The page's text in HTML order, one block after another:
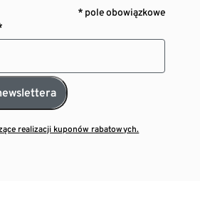
* pole obowiązkowe
realizacji kuponów rabatowych.